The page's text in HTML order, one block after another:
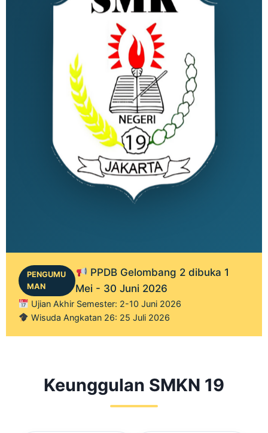
PENGUMU
MAN
PPDB Gelombang 2 dibuka 1
Mei - 30 Juni 2026
Ujian Akhir Semester: 2-10 Juni 2026
Wisuda Angkatan 26: 25 Juli 2026
Keunggulan SMKN 19